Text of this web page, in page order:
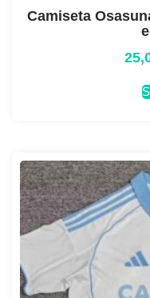
Camiseta